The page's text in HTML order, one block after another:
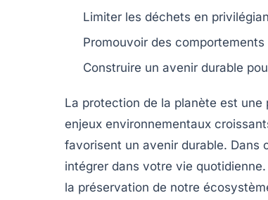
Limiter les déchets en
Promouvoir des comportements
Construire un avenir durable
La protection de la planète est une
enjeux environnementaux
favorisent un avenir durable. Dans
intégrer dans votre vie
la préservation de notre